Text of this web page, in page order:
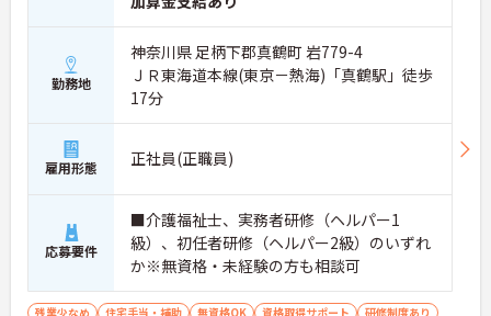
勤務地
神奈川県 足柄下郡真鶴町 岩779-4
ＪＲ東海道本線(東京－熱海)「真鶴駅」徒歩
17分
雇用形態 正社員(正職員)
応募要件
■介護福祉士、実務者研修（ヘルパー1
級）、初任者研修（ヘルパー2級）のいずれ
か※無資格・未経験の方も相談可
残業少なめ 住宅手当・補助 無資格OK 資格取得サポート 研修制度あり